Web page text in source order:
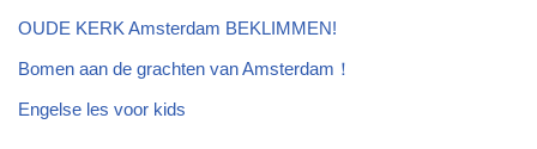
OUDE KERK Amsterdam BEKLIMMEN!
Bomen aan de grachten van Amsterdam！
Engelse les voor kids